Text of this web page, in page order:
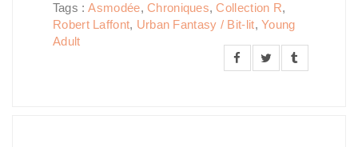
Tags :Asmodée,Chroniques,Collection R,
Robert Laffont, Urban Fantasy / Bit-lit, Young
Adult